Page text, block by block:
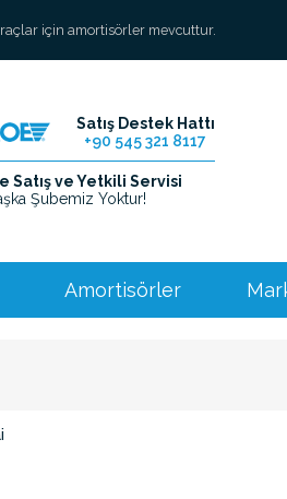
için amortisörler mevcuttur.
Satış Destek Hattı
+90 545 321 8117
Satış ve Yetkili Servisi
Şubemiz Yoktur!
Amortisörler